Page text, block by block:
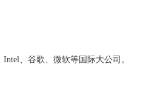
Intel、谷歌、微软等国际大公司。